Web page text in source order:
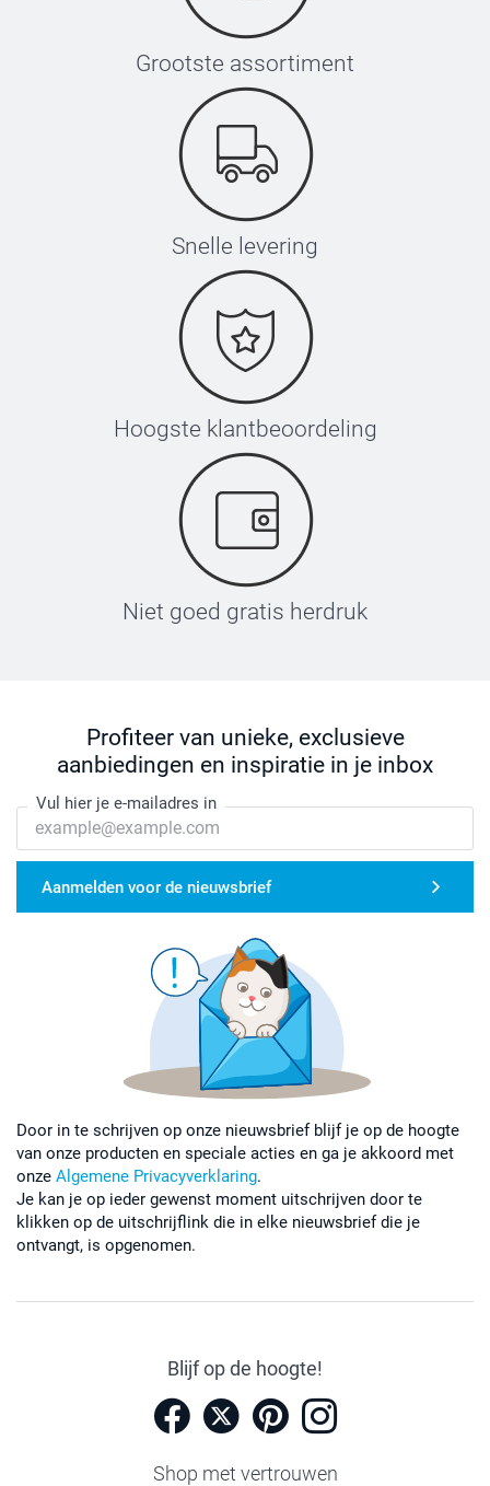
Grootste assortiment
Snelle levering
Hoogste klantbeoordeling
Niet goed gratis herdruk
Profiteer van unieke, exclusieve
aanbiedingen en inspiratie in je inbox
Vul hier je e-mailadres in
Aanmelden voor de nieuwsbrief
Door in te schrijven op onze nieuwsbrief blijf je op de hoogte
van onze producten en speciale acties en ga je akkoord met
onze Algemene Privacyverklaring.
Je kan je op ieder gewenst moment uitschrijven door te
klikken op de uitschrijflink die in elke nieuwsbrief die je
ontvangt, is opgenomen.
Blijf op de hoogte!
Shop met vertrouwen